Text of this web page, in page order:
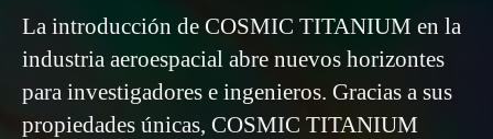
La introducción de COSMIC TITANIUM en la
industria aeroespacial abre nuevos horizontes
para investigadores e ingenieros. Gracias a sus
propiedades únicas, COSMIC TITANIUM